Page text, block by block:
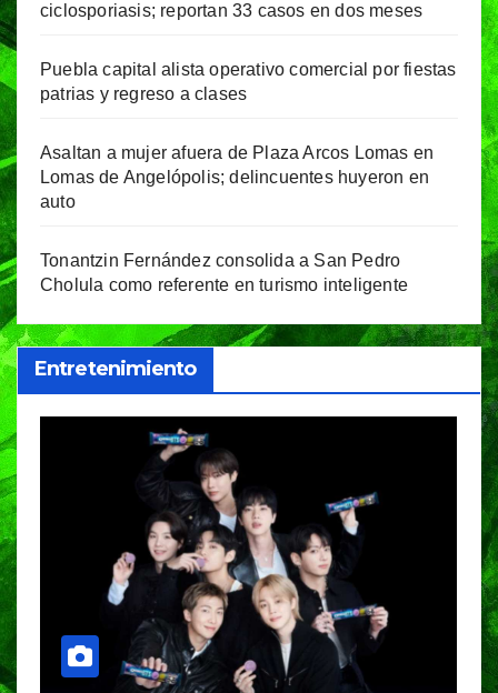
ciclosporiasis; reportan 33 casos en dos meses
Puebla capital alista operativo comercial por fiestas
patrias y regreso a clases
Asaltan a mujer afuera de Plaza Arcos Lomas en
Lomas de Angelópolis; delincuentes huyeron en
auto
Tonantzin Fernández consolida a San Pedro
Cholula como referente en turismo inteligente
Entretenimiento